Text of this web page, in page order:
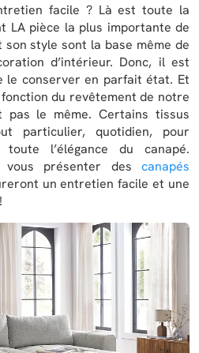
facile ? Là est toute la
LA pièce la plus importante de
style sont la base même de
d’intérieur. Donc, il est
le conserver en parfait état. Et
du revêtement de notre
pas le même. Certains tissus
particulier, quotidien, pour
l’élégance du canapé.
vous présenter des canapés
un entretien facile et une